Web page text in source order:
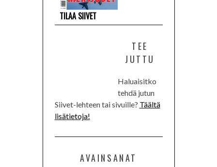
TILAA SIIVET
TEE
JUTTU
Haluaisitko
tehdä jutun
Siivet-lehteen tai sivuille? Täältä
lisätietoja!
AVAINSANAT